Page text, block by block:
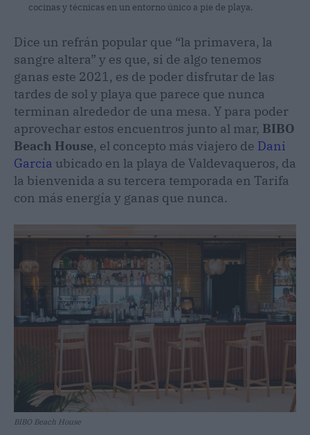
cocinas y técnicas en un entorno único a pie de playa.
Dice un refrán popular que “la primavera, la
sangre altera” y es que, si de algo tenemos
ganas este 2021, es de poder disfrutar de las
tardes de sol y playa que parece que nunca
terminan alrededor de una mesa. Y para poder
aprovechar estos encuentros junto al mar, BIBO
Beach House, el concepto más viajero de Dani
García ubicado en la playa de Valdevaqueros, da
la bienvenida a su tercera temporada en Tarifa
con más energía y ganas que nunca.
BIBO Beach House